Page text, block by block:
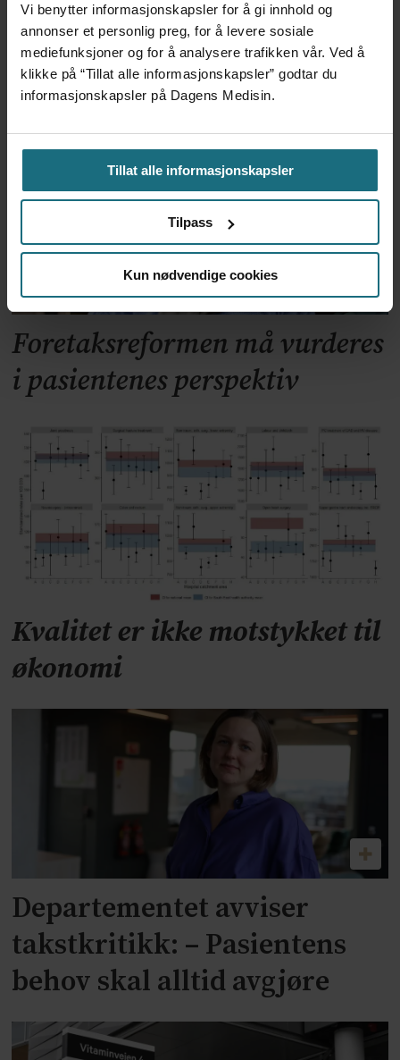
Vi benytter informasjonskapsler for å gi innhold og
annonser et personlig preg, for å levere sosiale
mediefunksjoner og for å analysere trafikken vår. Ved å
klikke på “Tillat alle informasjonskapsler” godtar du
informasjonskapsler på Dagens Medisin.
Tillat alle informasjonskapsler
Tilpass
Kun nødvendige cookies
Kliniske studier kommer ikke
til land bare fordi de er gode på
forskning
Foretaksreformen må vurderes
i pasientenes perspektiv
Kvalitet er ikke motstykket til
økonomi
Departementet avviser
takstkritikk: – Pasientens
behov skal alltid avgjøre